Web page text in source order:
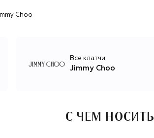
Choo
Все клатчи
Jimmy Choo
С ЧЕМ НОСИТЬ